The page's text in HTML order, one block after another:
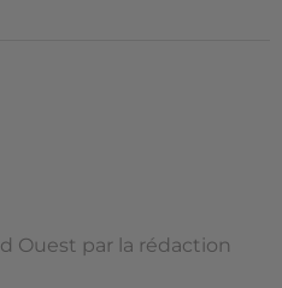
Ouest par la rédaction